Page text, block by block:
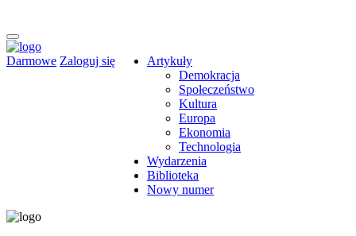
Darmowe Zaloguj się
Artykuły
Demokracja
Społeczeństwo
Kultura
Europa
Ekonomia
Technologia
Wydarzenia
Biblioteka
Nowy numer